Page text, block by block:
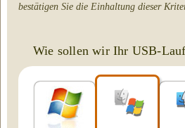
bestätigen Sie die Einhaltung dieser
Wie sollen wir Ihr USB-